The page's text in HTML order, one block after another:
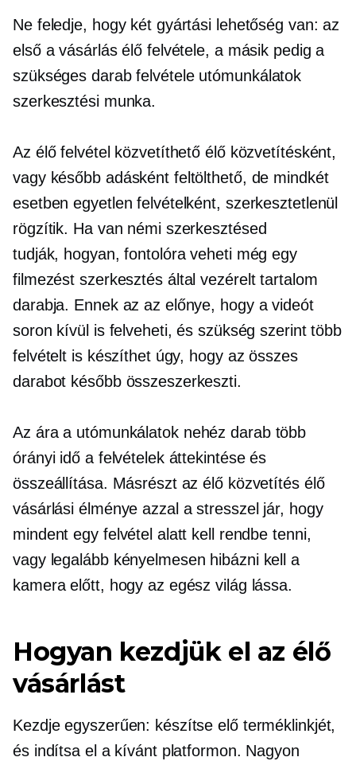
Ne feledje, hogy két gyártási lehetőség van: az
első a vásárlás élő felvétele, a másik pedig a
szükséges darab felvétele utómunkálatok
szerkesztési munka.
Az élő felvétel közvetíthető élő közvetítésként,
vagy később adásként feltölthető, de mindkét
esetben egyetlen felvételként, szerkesztetlenül
rögzítik. Ha van némi szerkesztésed
tudják, hogyan, fontolóra veheti még egy
filmezéstszerkesztés által vezérelttartalom
darabja. Ennek az az előnye, hogy a videót
soron kívül is felveheti, és szükség szerint több
felvételt is készíthet úgy, hogy az összes
darabot később összeszerkeszti.
Az ára a utómunkálatoknehéz darab több
órányi idő a felvételek áttekintése és
összeállítása. Másrészt az élő közvetítés élő
vásárlási élménye azzal a stresszel jár, hogy
mindent egy felvétel alatt kell rendbe tenni,
vagy legalább kényelmesen hibázni kell a
kamera előtt, hogy az egész világ lássa.
Hogyan kezdjük el az élő
vásárlást
Kezdje egyszerűen: készítse elő terméklinkjét,
és indítsa el a kívánt platformon. Nagyon